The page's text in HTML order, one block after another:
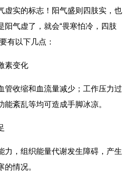
虚实的标志！阳气盛则四肢实，也
阳气虚了，就会“畏寒怕冷，四肢
有以下几点：
素变化
收缩和血流量减少；工作压力过
紊乱等均可造成手脚冰凉。
，组织能量代谢发生障碍，产生
情况。